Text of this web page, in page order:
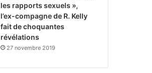
les rapports sexuels »,
l’ex-compagne de R. Kelly
fait de choquantes
révélations
27 novembre 2019